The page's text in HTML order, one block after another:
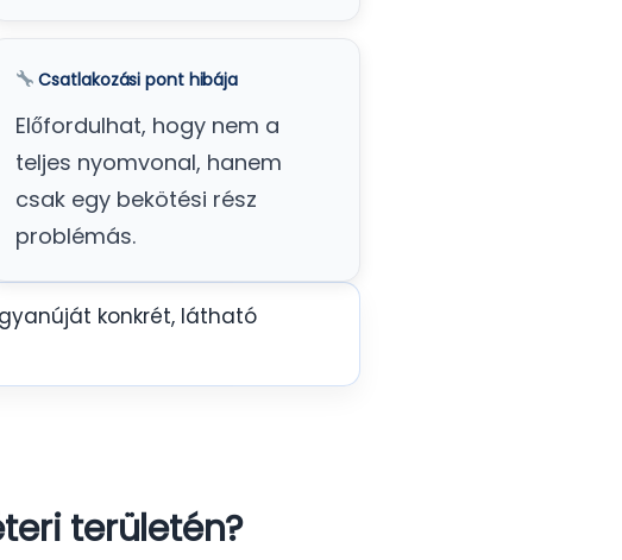
Csatlakozási pont hibája
Előfordulhat, hogy nem a
teljes nyomvonal, hanem
csak egy bekötési rész
problémás.
konkrét, látható
területén?